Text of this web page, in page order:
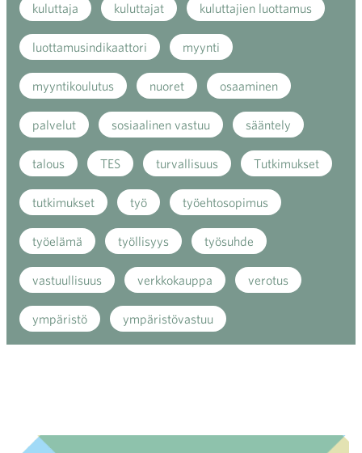
kuluttaja kuluttajat kuluttajien luottamus
luottamusindikaattori myynti
myyntikoulutus nuoret osaaminen
palvelut sosiaalinen vastuu sääntely
talous TES turvallisuus Tutkimukset
tutkimukset työ työehtosopimus
työelämä työllisyys työsuhde
vastuullisuus verkkokauppa verotus
ympäristö ympäristövastuu